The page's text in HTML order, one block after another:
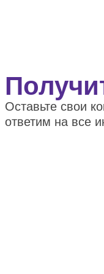
Оставьте свои
ответим на все